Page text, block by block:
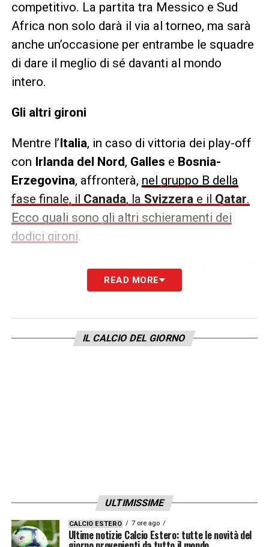
competitivo. La partita tra Messico e Sud
Africa non solo darà il via al torneo, ma sarà
anche un’occasione per entrambe le squadre
di dare il meglio di sé davanti al mondo
intero.
Gli altri gironi
Mentre l’Italia, in caso di vittoria dei play-off
con Irlanda del Nord, Galles e Bosnia-
Erzegovina, affronterà, nel gruppo B della
fase finale, il Canada, la Svizzera e il Qatar.
Ecco quali sono gli altri schieramenti dei
dodici gironi.
: Messico, Sud Corea, Sud Africa, Play off
UEFA D (Danimarca, Nord Macedonia, Rep. Ceca ,
Gruppo B: Canada, Svizzera, Qatar, Play off UEFA A
(Italia, Irlanda del Nord, Galles, Bosnia)
: Spagna, Uruguay, Arabia Saudita, Capo
Gruppo I:Francia, Senegal, Norvegia, Play Off FIFA
READ MORE
IL CALCIO DEL GIORNO
ULTIMISSIME
CALCIO ESTERO 7 ore ago
Ultime notizie Calcio Estero: tutte le novità del